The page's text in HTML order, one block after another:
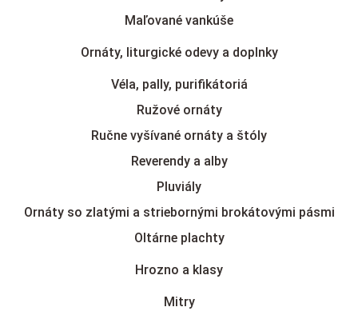
Maľované vankúše
Ornáty, liturgické odevy a doplnky
Véla, pally, purifikátoriá
Ružové ornáty
Ručne vyšívané ornáty a štóly
Reverendy a alby
Pluviály
Ornáty so zlatými a striebornými brokátovými pásmi
Oltárne plachty
Hrozno a klasy
Mitry